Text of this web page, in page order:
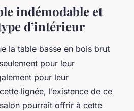
indémodable et
d’intérieur
la table basse en bois brut
pour leur
pour leur
lignée, l’existence de ce
pourrait offrir à cette